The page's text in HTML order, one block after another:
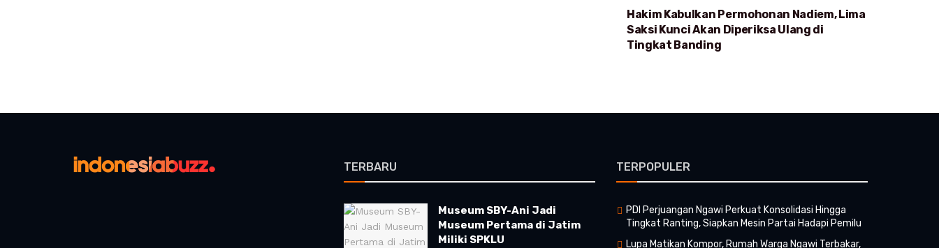
Hakim Kabulkan Permohonan Nadiem, Lima
Saksi Kunci Akan Diperiksa Ulang di
Tingkat Banding
TERBARU
Museum SBY-Ani Jadi
Museum Pertama di Jatim
Miliki SPKLU
TERPOPULER
PDI Perjuangan Ngawi Perkuat Konsolidasi Hingga
Tingkat Ranting, Siapkan Mesin Partai Hadapi Pemilu
Lupa Matikan Kompor, Rumah Warga Ngawi Terbakar,